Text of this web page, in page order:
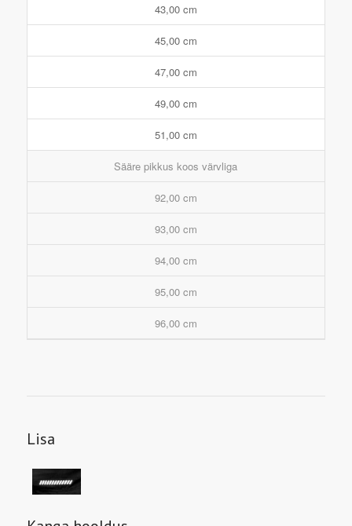
43,00 cm
45,00 cm
47,00 cm
49,00 cm
51,00 cm
Sääre pikkus koos värvliga
92,00 cm
93,00 cm
94,00 cm
95,00 cm
96,00 cm
Lisa